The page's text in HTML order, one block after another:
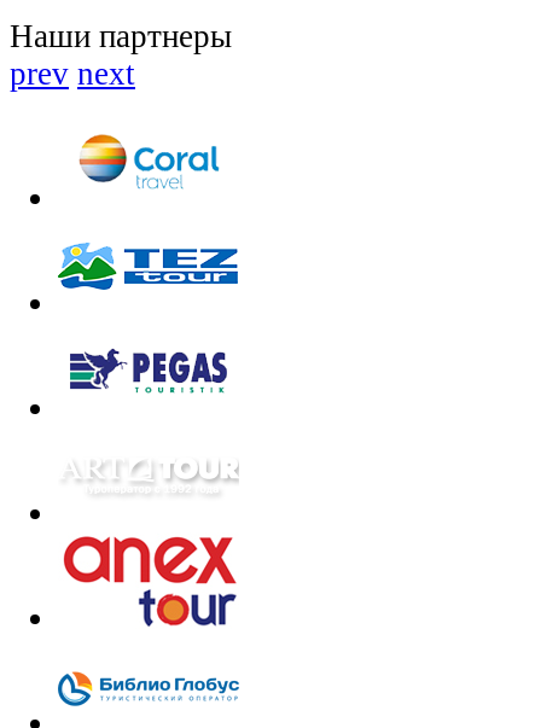
Наши партнеры
prev next